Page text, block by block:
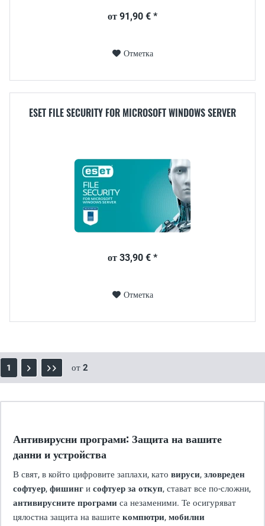
от 91,90 € *
Отметка
ESET FILE SECURITY FOR MICROSOFT WINDOWS SERVER
от 33,90 € *
Отметка
1 от 2
Антивирусни програми: Защита на вашите
данни и устройства
В свят, в който цифровите заплахи, като вируси, зловреден
софтуер, фишинг и софтуер за откуп, стават все по-сложни,
антивирусните програми са незаменими. Те осигуряват
цялостна защита на вашите компютри, мобилни